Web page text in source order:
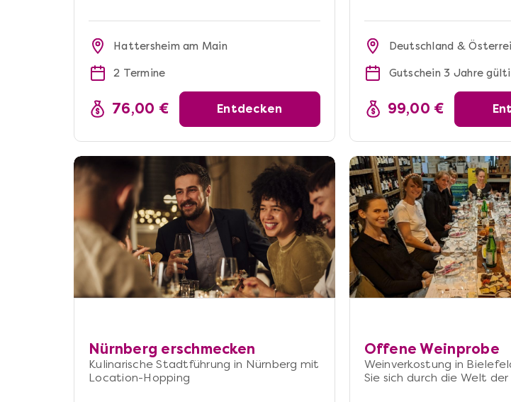
Hattersheim am Main
2 Termine
76,00 € Entdecken
Deutschland &
Gutschein 3 Jahre
99,00 €
Nürnberg erschmecken
Kulinarische Stadtführung in Nürnberg mit
Location-Hopping
Offene Weinprobe
Weinverkostung in
Sie sich durch die Welt